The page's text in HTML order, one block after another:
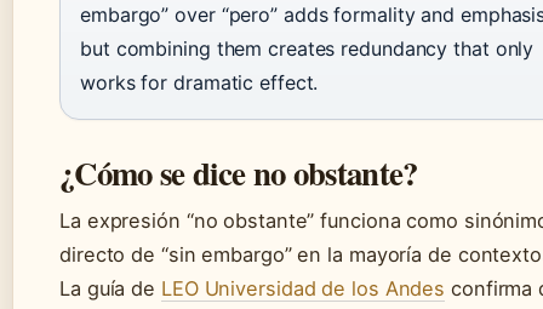
embargo” over “pero” adds formality and
but combining them creates redundancy that only
works for dramatic effect.
¿Cómo se dice no obstante?
La expresión “no obstante” funciona como
directo de “sin embargo” en la mayoría de
La guía de LEO Universidad de los Andes confirma